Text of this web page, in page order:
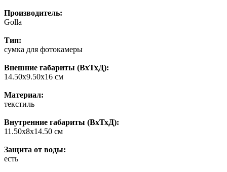
Производитель:
Golla
Тип:
сумка для фотокамеры
Внешние габариты (ВхТхД):
14.50х9.50х16 см
Материал:
текстиль
Внутренние габариты (ВхТхД):
11.50х8х14.50 см
Защита от воды:
есть